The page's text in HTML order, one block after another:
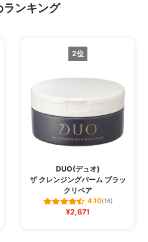
ランキング
2位
DUO(デュオ)
ザ クレンジングバーム ブラッ
クリペア
4.10(16)
¥2,671